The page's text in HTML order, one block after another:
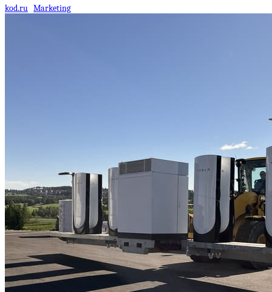
kod.ru Marketing